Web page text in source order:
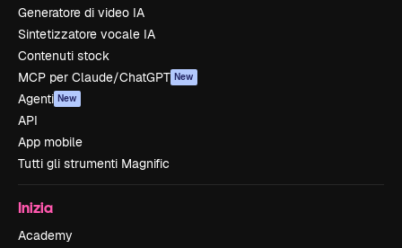
Generatore di video IA
Sintetizzatore vocale IA
Contenuti stock
MCP per Claude/ChatGPT New
Agenti New
API
App mobile
Tutti gli strumenti Magnific
Inizia
Academy